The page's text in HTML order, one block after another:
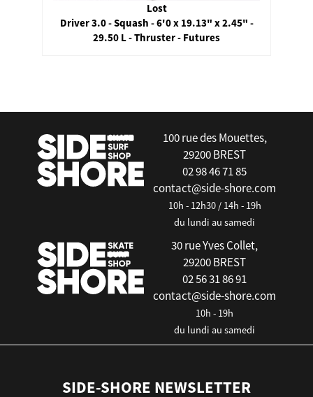
Lost
Driver 3.0 - Squash - 6'0 x 19.13" x 2.45" -
29.50 L - Thruster - Futures
100 rue des Mouettes,
29200 BREST
02 98 46 71 85
contact@side-shore.com
10h - 12h30 / 14h - 19h
du lundi au samedi
30 rue Yves Collet,
29200 BREST
02 56 31 86 91
contact@side-shore.com
10h - 19h
du lundi au samedi
SIDE-SHORE NEWSLETTER